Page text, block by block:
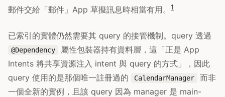
郵件交給「郵件」App 草擬訊息時相當有用。
1
已索引的實體仍然需要其 query 的接管機制。query 透過
@Dependency
屬性包裝器持有資料層，這「正是 App
Intents 將共享資源注入 intent 與 query 的方式」，因此
query 使用的是那個唯一註冊過的
CalendarManager
而非
一個全新的實例，且該 query 因為 manager 是 main-